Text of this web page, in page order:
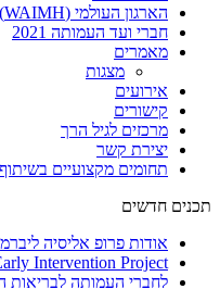
הארגון העולמי (WAIMH)
חברי ועד העמותה 2021
מאמרים
מצגות
אירועים
קישורים
מרכזים לגיל הרך
יצירת קשר
תחומים מקצועיים בשיתוף
תכנים חדשים
אודות פרופ אליסיה
Intervention Project
לחברי העמותה לבריאות